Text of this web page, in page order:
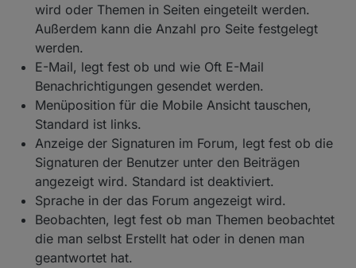
wird oder Themen in Seiten eingeteilt werden.
Außerdem kann die Anzahl pro Seite festgelegt
werden.
E-Mail, legt fest ob und wie Oft E-Mail
Benachrichtigungen gesendet werden.
Menüposition für die Mobile Ansicht tauschen,
Standard ist links.
Anzeige der Signaturen im Forum, legt fest ob die
Signaturen der Benutzer unter den Beiträgen
angezeigt wird. Standard ist deaktiviert.
Sprache in der das Forum angezeigt wird.
Beobachten, legt fest ob man Themen beobachtet
die man selbst Erstellt hat oder in denen man
geantwortet hat.